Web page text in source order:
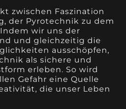
zwischen Faszination
der Pyrotechnik zu dem
wir uns der
und gleichzeitig die
ausschöpfen,
als sichere und
erleben. So wird
Gefahr eine Quelle
die unser Leben